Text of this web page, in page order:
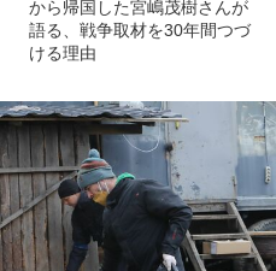
から帰国した宮嶋茂樹さんが
語る、戦争取材を30年間つづ
ける理由